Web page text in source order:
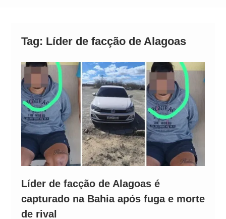
Tag: Líder de facção de Alagoas
Líder de facção de Alagoas é
capturado na Bahia após fuga e morte
de rival